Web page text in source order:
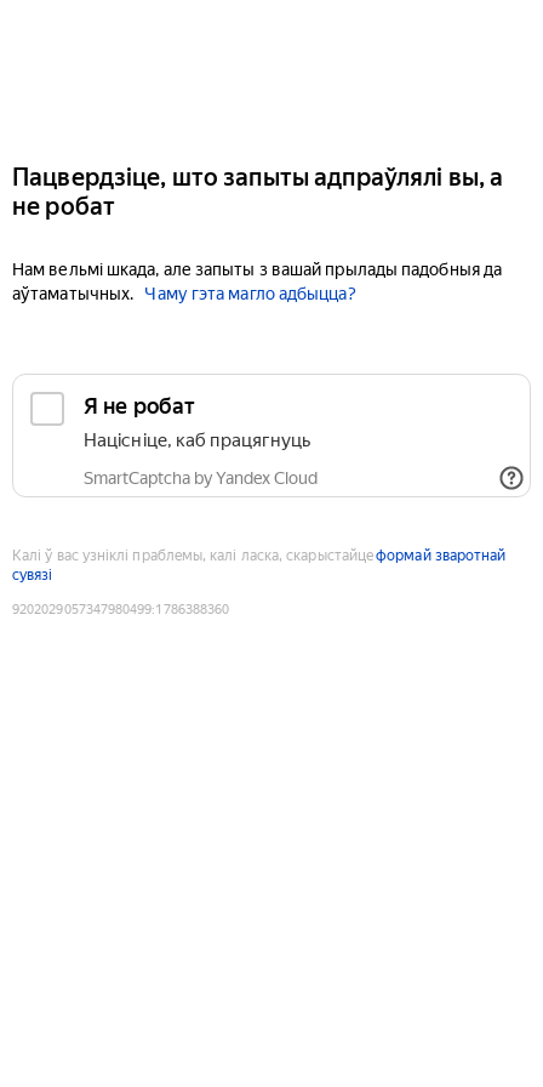
Пацвердзіце, што запыты адпраўлялі вы, а
не робат
Нам вельмі шкада, але запыты з вашай прылады падобныя да
аўтаматычных.
Чаму гэта магло адбыцца?
Я не робат
Націсніце, каб працягнуць
SmartCaptcha by Yandex Cloud
Калі ў вас узніклі праблемы, калі ласка, скарыстайцеформай зваротнай
сувязі
9202029057347980499:1786388360